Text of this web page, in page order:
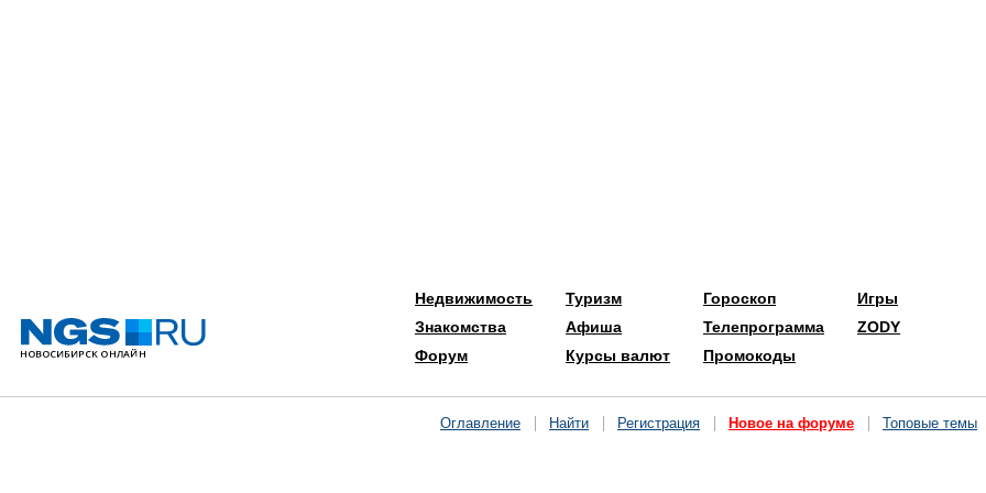
Недвижимость
Знакомства
Форум
Туризм
Афиша
Курсы валют
Гороскоп
Телепрограмма
Промокоды
Игры
ZODY
Оглавление Найти Регистрация Новое на форуме Топовые темы